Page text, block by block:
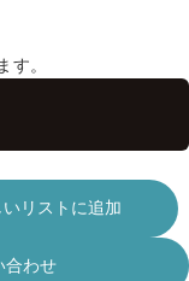
す。
いリストに追加
合わせ